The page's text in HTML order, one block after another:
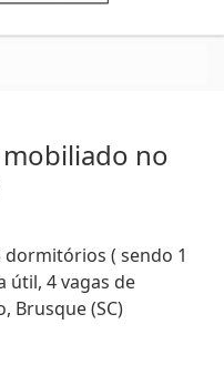
no
( sendo 1
útil, 4 vagas de
Brusque (SC)